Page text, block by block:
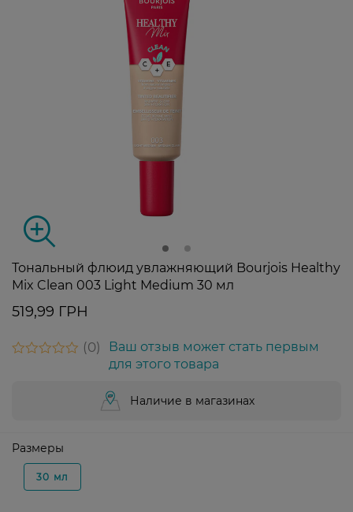
Тональный флюид увлажняющий Bourjois Healthy
Mix Clean 003 Light Medium 30 мл
519,99 ГРН
0
Ваш отзыв может стать первым
для этого товара
Наличие в магазинах
Размеры
30 мл